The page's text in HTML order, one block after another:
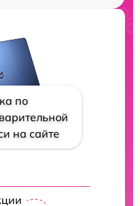
по
на сайте